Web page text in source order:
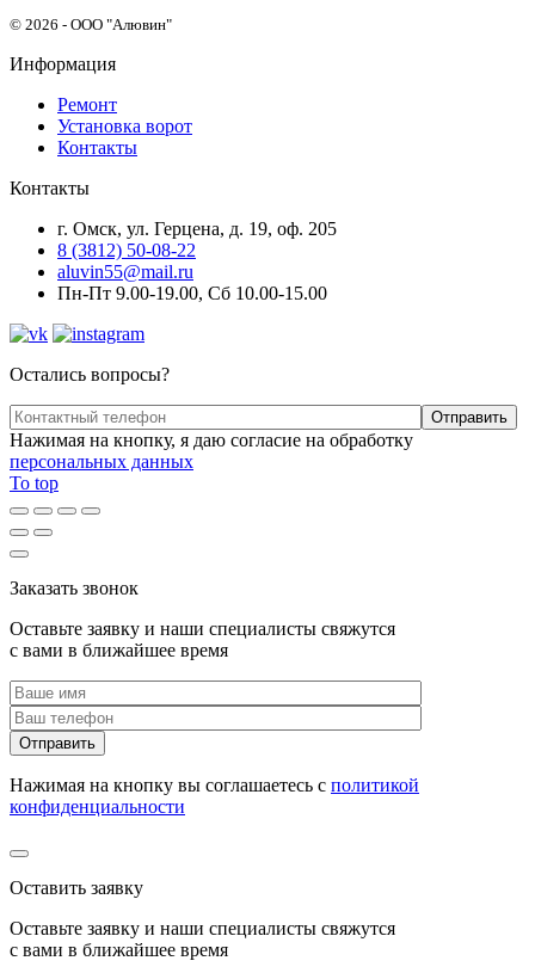
© 2026 - ООО "Алювин"
Информация
Ремонт
Установка ворот
Контакты
Контакты
г. Омск, ул. Герцена, д. 19, оф. 205
8 (3812) 50-08-22
aluvin55@mail.ru
Пн-Пт 9.00-19.00, Сб 10.00-15.00
Остались вопросы?
Нажимая на кнопку, я даю согласие на обработку
персональных данных
To top
Заказать звонок
Оставьте заявку и наши специалисты свяжутся
с вами в ближайшее время
Нажимая на кнопку вы соглашаетесь с политикой
конфиденциальности
Оставить заявку
Оставьте заявку и наши специалисты свяжутся
с вами в ближайшее время